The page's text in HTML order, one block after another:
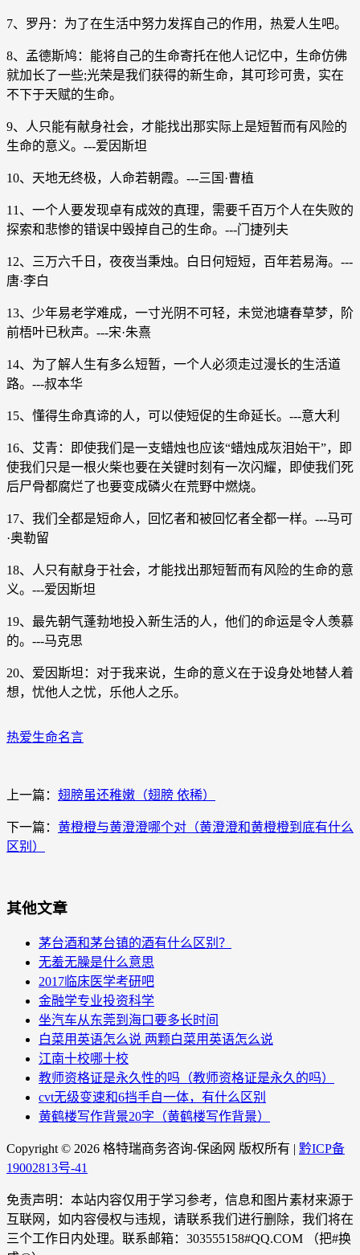
7、罗丹：为了在生活中努力发挥自己的作用，热爱人生吧。
8、孟德斯鸠：能将自己的生命寄托在他人记忆中，生命仿佛
就加长了一些;光荣是我们获得的新生命，其可珍可贵，实在
不下于天赋的生命。
9、人只能有献身社会，才能找出那实际上是短暂而有风险的
生命的意义。---爱因斯坦
10、天地无终极，人命若朝霞。---三国·曹植
11、一个人要发现卓有成效的真理，需要千百万个人在失败的
探索和悲惨的错误中毁掉自己的生命。---门捷列夫
12、三万六千日，夜夜当秉烛。白日何短短，百年若易海。---
唐·李白
13、少年易老学难成，一寸光阴不可轻，未觉池塘春草梦，阶
前梧叶已秋声。---宋·朱熹
14、为了解人生有多么短暂，一个人必须走过漫长的生活道
路。---叔本华
15、懂得生命真谛的人，可以使短促的生命延长。---意大利
16、艾青：即使我们是一支蜡烛也应该“蜡烛成灰泪始干”，即
使我们只是一根火柴也要在关键时刻有一次闪耀，即使我们死
后尸骨都腐烂了也要变成磷火在荒野中燃烧。
17、我们全都是短命人，回忆者和被回忆者全都一样。---马可
·奥勒留
18、人只有献身于社会，才能找出那短暂而有风险的生命的意
义。---爱因斯坦
19、最先朝气蓬勃地投入新生活的人，他们的命运是令人羡慕
的。---马克思
20、爱因斯坦：对于我来说，生命的意义在于设身处地替人着
想，忧他人之忧，乐他人之乐。
热爱生命名言
上一篇： 翅膀虽还稚嫩（翅膀 依稀）
下一篇： 黄橙橙与黄澄澄哪个对（黄澄澄和黄橙橙到底有什么
区别）
其他文章
茅台酒和茅台镇的酒有什么区别？
无羞无臊是什么意思
2017临床医学考研吧
金融学专业投资科学
坐汽车从东莞到海口要多长时间
白菜用英语怎么说 两颗白菜用英语怎么说
江南十校哪十校
教师资格证是永久性的吗（教师资格证是永久的吗）
cvt无级变速和6挡手自一体，有什么区别
黄鹤楼写作背景20字（黄鹤楼写作背景）
Copyright © 2026 格特瑞商务咨询-保函网 版权所有 | 黔ICP备
19002813号-41
免责声明：本站内容仅用于学习参考，信息和图片素材来源于
互联网，如内容侵权与违规，请联系我们进行删除，我们将在
三个工作日内处理。联系邮箱：303555158#QQ.COM （把#换